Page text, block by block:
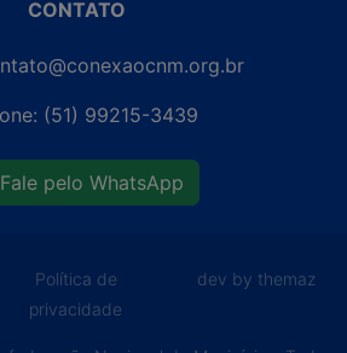
CONTATO
(51) 99215-3439
Fale pelo WhatsApp
Política de
privacidade
dev by themaz